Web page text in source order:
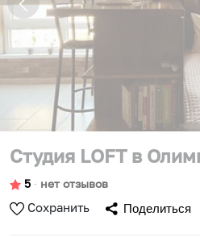
Студия LOFT в
5 ∙ нет отзывов
Сохранить Поделиться